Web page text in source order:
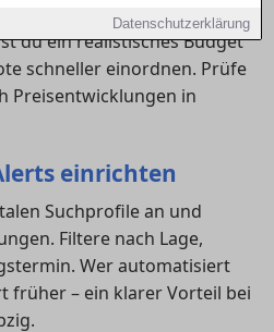
Datenschutzerklärung
Stadtteile,
du ein realistisches Budget
schneller einordnen. Prüfe
Preisentwicklungen in
einrichten
Suchprofile an und
Filtere nach Lage,
Wer automatisiert
früher – ein klarer Vorteil bei